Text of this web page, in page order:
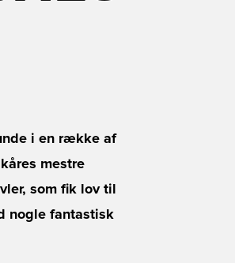
i en række af
mestre
som fik lov til
nogle fantastisk